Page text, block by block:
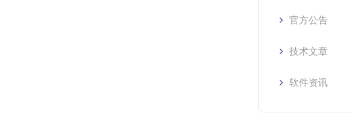
官方公告
技术文章
软件资讯